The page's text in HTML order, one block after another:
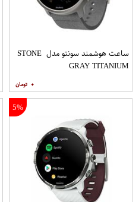
ساعت هوشمند سونتو مدل STONE
GRAY TITANIUM
۰
5%